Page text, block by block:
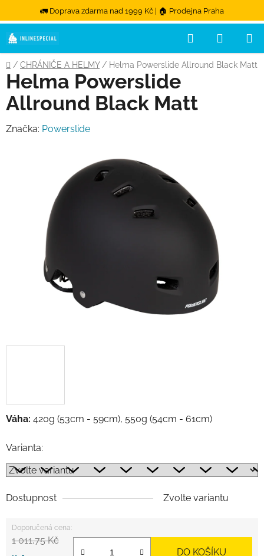
🚛 Doprava zdarma nad 1999 Kč | 🏠 Prodejna Praha
Přejít na obsah
Hledat
Domů
/ CHRÁNIČE A HELMY / Helma Powerslide Allround Black Matt
Váha: 420g (53cm - 59cm), 550g (54cm - 61cm)
Varianta:
Dostupnost Zvolte variantu
1 011,75 Kč
DO KOŠÍKU
Helma Powerslide
Allround Black Matt
Značka: Powerslide